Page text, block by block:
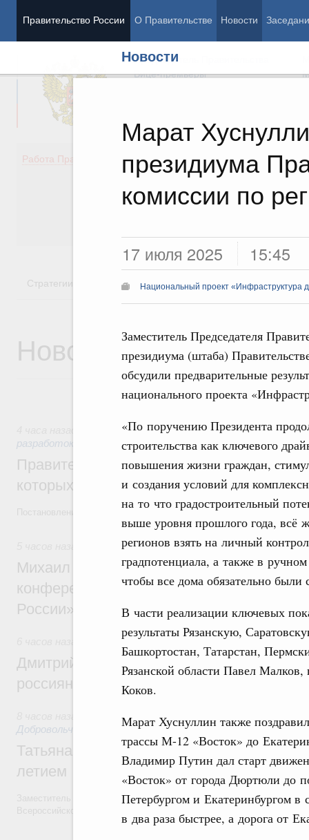
Правительство России О Правительстве Новости
Новости
Марат
президиума
комиссии по
17 июля 2025 15:45
Национальный проект «Инфраструктура
Заместитель Председателя
президиума (штаба)
обсудили предварительные
национального проекта
«По поручению Президента
строительства как ключевого
повышения жизни граждан,
и создания условий для
на то что градостроительный
выше уровня прошлого года, всё
регионов взять на личный
градпотенциала, а также в
чтобы все дома обязательно
В части реализации ключевых
результаты Рязанскую,
Башкортостан, Татарстан,
Рязанской области Павел
Коков.
Марат Хуснуллин также
трассы М-12 «Восток» до
Владимир Путин дал старт
«Восток» от города Дюртюли до
Петербургом и Екатеринбургом в
в два раза быстрее, а дорога от
Председатель Правительства
Вице-премьеры
Работа Правительства
Демография
Здоровье
Культура
Стратегии Государственные программы
Новости
Государственная политика в сфере научных
разработок
Правительство расширило перечень
которых освобождаются от НДФЛ
Постановление от 5 августа 2026 года №978
Отрасль информационных технологий
Михаил Мишустин дал поручения по
конференции «Цифровая индустрия
России»
Спорт высших достижений и массовый
Дмитрий Чернышенко и Михаил
россиян с Днём физкультурника
Социальные инновации. Некоммерческие
Добровольчество и волонтёрство. Благотворительность
Татьяна Голикова поздравила
летием
Заместитель Председателя Правительства Татьяна Голикова